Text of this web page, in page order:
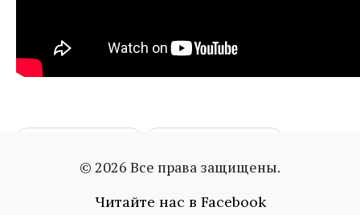
пророчество
© 2026 Все права защищены.
Читайте нас в Facebook